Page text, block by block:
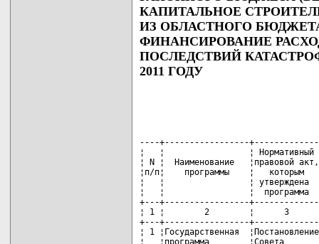
КАПИТАЛЬНОЕ
ИЗ ОБЛАСТНОГО
ФИНАНСИРОВАНИЕ
ПОСЛЕДСТВИЙ
2011 ГОДУ
----+-----------------+-------------+---------------+---------------+---------------
¦   ¦                 ¦ Нормативный ¦ Наименование  ¦               ¦              ¦
¦ N ¦  Наименование   ¦правовой акт,¦  раздела по   ¦Государственный¦    Объем     ¦
¦п/п¦    программы    ¦   которым   ¦функциональной ¦   заказчик    ¦финансирования¦
¦   ¦                 ¦ утверждена  ¦ классификации ¦               ¦              ¦
¦   ¦                 ¦  программа  ¦   расходов    ¦               ¦              ¦
+---+-----------------+-------------+---------------+---------------+--------------+
¦ 1 ¦        2        ¦      3      ¦       4       ¦       5       ¦      6       ¦
+---+-----------------+-------------+---------------+---------------+--------------+
¦ 1 ¦Государственная  ¦Постановление¦Здравоохранение¦Учреждение     ¦        1700,0¦
¦   ¦программа        ¦Совета       ¦               ¦здравоохранения¦              ¦
¦   ¦"Туберкулез" на  ¦Министров    ¦               ¦"Быховская     ¦              ¦
¦   ¦2010 - 2014 годы ¦Республики   ¦               ¦центральная    ¦              ¦
¦   ¦                 ¦Беларусь от  ¦               ¦районная       ¦              ¦
¦   ¦                 ¦8 января     ¦               ¦больница"      ¦              ¦
¦   ¦                 ¦2010 г. N 11 ¦               ¦               ¦              ¦
¦   ¦                 ¦(Национальный¦               ¦               ¦              ¦
¦   ¦                 ¦реестр       ¦               ¦               ¦              ¦
¦   ¦                 ¦правовых     ¦               ¦               ¦              ¦
¦   ¦                 ¦актов        ¦               ¦               ¦              ¦
¦   ¦                 ¦Республики   ¦               ¦               ¦              ¦
¦   ¦                 ¦Беларусь,    ¦               ¦               ¦              ¦
¦   ¦                 ¦2010 г.,     ¦               ¦               ¦              ¦
¦   ¦                 ¦N 15,        ¦               ¦               ¦              ¦
¦   ¦                 ¦5/31034)     ¦               ¦               ¦              ¦
+---+-----------------+-------------+---------------+---------------+--------------+
¦ 2 ¦Программа        ¦Постановление¦Образование    ¦Отдел          ¦       42700,0¦
¦   ¦развития общего  ¦Совета       ¦               ¦образования    ¦              ¦
¦   ¦среднего         ¦Министров    ¦               ¦районного      ¦              ¦
¦   ¦образования в    ¦Республики   ¦               ¦исполнительного¦              ¦
¦   ¦Республике       ¦Беларусь от  ¦               ¦комитета       ¦              ¦
¦   ¦Беларусь на      ¦31 мая       ¦               ¦(далее -       ¦              ¦
¦   ¦2007 - 2016 годы ¦2007 г. N 725¦               ¦райисполком)   ¦              ¦
¦   ¦                 ¦(Национальный¦               ¦               ¦              ¦
¦   ¦                 ¦реестр       ¦               ¦               ¦              ¦
¦   ¦                 ¦правовых     ¦               ¦               ¦              ¦
¦   ¦                 ¦актов        ¦               ¦               ¦              ¦
¦   ¦                 ¦Республики   ¦               ¦               ¦              ¦
¦   ¦                 ¦Беларусь,    ¦               ¦               ¦              ¦
¦   ¦                 ¦2007 г.,     ¦               ¦               ¦              ¦
¦   ¦                 ¦N 136,       ¦               ¦               ¦              ¦
¦   ¦                 ¦5/25326)     ¦               ¦               ¦              ¦
+---+-----------------+-------------+---------------+---------------+--------------+
¦ 3 ¦Программа        ¦Постановление¦Образование    ¦Отдел          ¦      740047,0¦
¦   ¦развития системы ¦Совета       ¦               ¦образования    ¦              ¦
¦   ¦дошкольного      ¦Министров    ¦               ¦райисполкома   ¦              ¦
¦   ¦образования в    ¦Республики   ¦               ¦               ¦              ¦
¦   ¦Республике       ¦Беларусь от  ¦               ¦               ¦              ¦
¦   ¦Беларусь на      ¦19 августа   ¦